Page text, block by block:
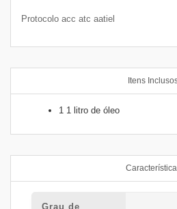
Protocolo acc atc aatiel
Itens
1 1 litro de óleo
Grau de